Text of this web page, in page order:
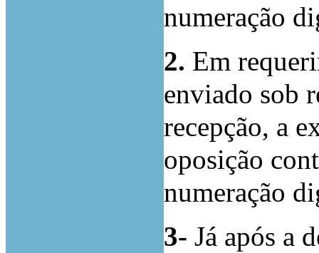
numeração
2. Em
enviado sob
recepção, a
oposição
numeração
3- Já após a